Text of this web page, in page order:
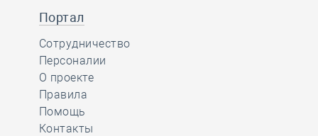
Портал
Сотрудничество
Персоналии
О проекте
Правила
Помощь
Контакты